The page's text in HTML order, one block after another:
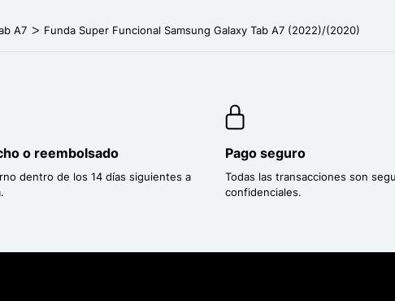
A7 Funda Super Funcional Samsung Galaxy Tab A7 (2022)/(2020)
o reembolsado
dentro de los 14 días siguientes a
Pago seguro
Todas las transacciones son
confidenciales.